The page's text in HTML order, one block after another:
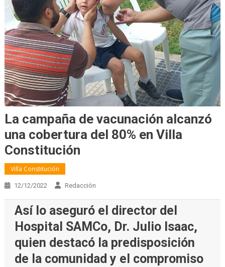
La campaña de vacunación alcanzó
una cobertura del 80% en Villa
Constitución
Villa Constitución
12/12/2022 Redacción
Así lo aseguró el director del
Hospital SAMCo, Dr. Julio Isaac,
quien destacó la predisposición
de la comunidad y el compromiso